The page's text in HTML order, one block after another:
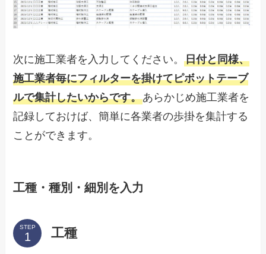
次に施工業者を入力してください。日付と同様、
施工業者毎にフィルターを掛けてピボットテーブ
ルで集計したいからです。あらかじめ施工業者を
記録しておけば、簡単に各業者の歩掛を集計する
ことができます。
工種・種別・細別を入力
STEP 工種